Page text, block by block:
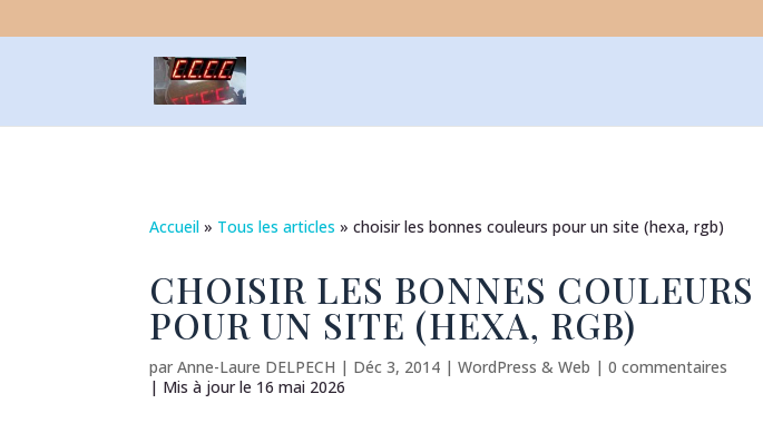
Accueil » Tous les articles »choisir les bonnes couleurs pour un site (hexa, rgb)
CHOISIR LES BONNES COULEURS
POUR UN SITE (HEXA, RGB)
parAnne-Laure DELPECH | Déc 3, 2014 |WordPress & Web |0 commentaires
| Mis à jour le 16 mai 2026